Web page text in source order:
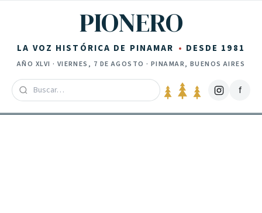
PIONERO
LA VOZ HISTÓRICA DE PINAMAR DESDE 1981
AÑO XLVI · VIERNES, 7 DE AGOSTO · PINAMAR, BUENOS AIRES
f